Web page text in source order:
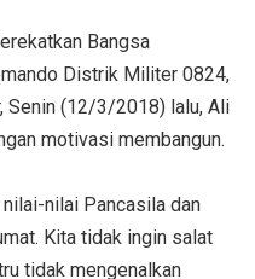
Bangsa
Distrik Militer 0824,
Senin (12/3/2018) lalu, Ali
motivasi membangun.
nilai Pancasila dan
Kita tidak ingin salat
tidak mengenalkan